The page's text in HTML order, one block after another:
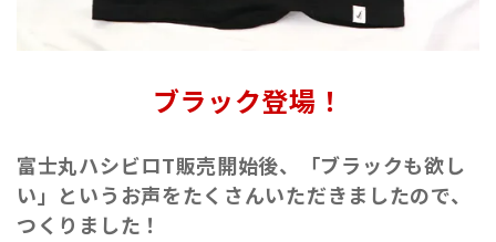
ブラック登場！
富士丸ハシビロT販売開始後、「ブラックも欲し
い」というお声をたくさんいただきましたので、
つくりました！